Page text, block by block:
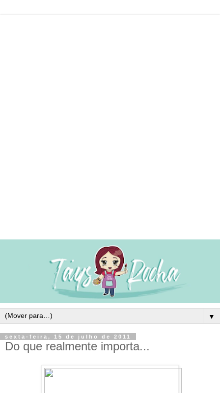
▼
sexta-feira, 15 de julho de 2011
Do que realmente importa...